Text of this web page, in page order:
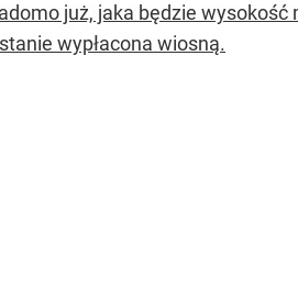
już, jaka będzie
wypłacona wiosną.